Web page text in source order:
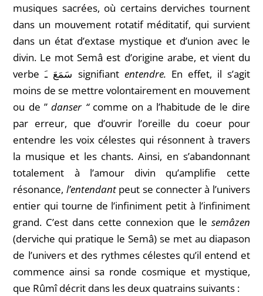
musiques sacrées, où certains derviches tournent
dans un mouvement rotatif méditatif, qui survient
dans un état d’extase mystique et d’union avec le
divin. Le mot Semâ est d’origine arabe, et vient du
verbe سَمَعَ signifiant entendre. En effet, il s’agit
moins de se mettre volontairement en mouvement
ou de ”danser “comme on a l’habitude de le dire
par erreur, que d’ouvrir l’oreille du coeur pour
entendre les voix célestes qui résonnent à travers
la musique et les chants. Ainsi, en s’abandonnant
totalement à l’amour divin qu’amplifie cette
résonance, l’entendantpeut se connecter à l’univers
entier qui tourne de l’infiniment petit à l’infiniment
grand. C’est dans cette connexion que le semâzen
(derviche qui pratique le Semâ) se met au diapason
de l’univers et des rythmes célestes qu’il entend et
commence ainsi sa ronde cosmique et mystique,
que Rûmî décrit dans les deux quatrains suivants :